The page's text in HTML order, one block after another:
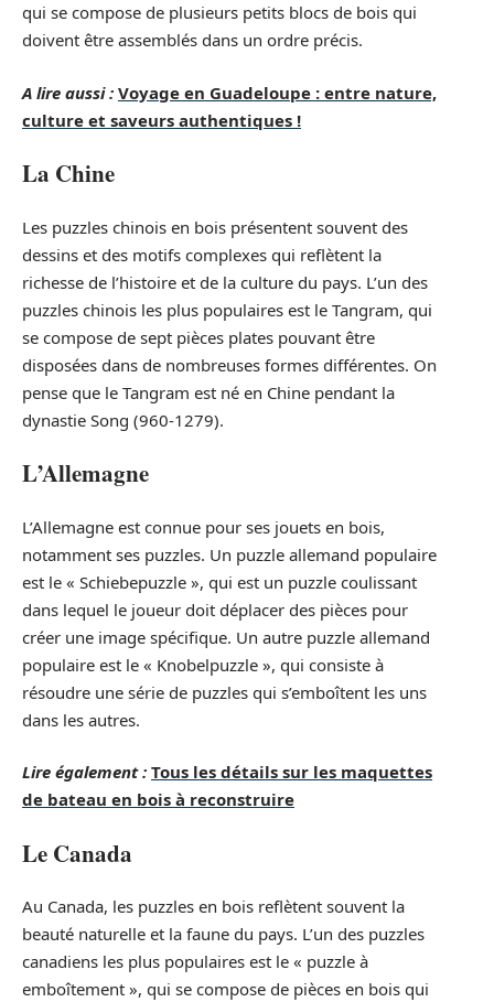
qui se compose de plusieurs petits blocs de bois qui
doivent être assemblés dans un ordre précis.
A lire aussi : Voyage en Guadeloupe : entre nature,
culture et saveurs authentiques !
La Chine
Les puzzles chinois en bois présentent souvent des
dessins et des motifs complexes qui reflètent la
richesse de l’histoire et de la culture du pays. L’un des
puzzles chinois les plus populaires est le Tangram, qui
se compose de sept pièces plates pouvant être
disposées dans de nombreuses formes différentes. On
pense que le Tangram est né en Chine pendant la
dynastie Song (960-1279).
L’Allemagne
L’Allemagne est connue pour ses jouets en bois,
notamment ses puzzles. Un puzzle allemand populaire
est le « Schiebepuzzle », qui est un puzzle coulissant
dans lequel le joueur doit déplacer des pièces pour
créer une image spécifique. Un autre puzzle allemand
populaire est le « Knobelpuzzle », qui consiste à
résoudre une série de puzzles qui s’emboîtent les uns
dans les autres.
Lire également : Tous les détails sur les maquettes
de bateau en bois à reconstruire
Le Canada
Au Canada, les puzzles en bois reflètent souvent la
beauté naturelle et la faune du pays. L’un des puzzles
canadiens les plus populaires est le « puzzle à
emboîtement », qui se compose de pièces en bois qui